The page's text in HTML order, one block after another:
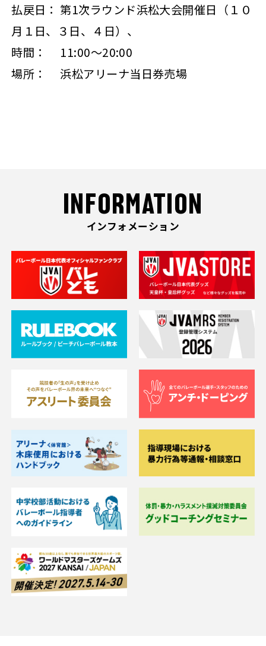
払戻日： 第1次ラウンド浜松大会開催日（１０
月１日、３日、４日）、
時間： 11:00～20:00
場所： 浜松アリーナ当日券売場
INFORMATION
インフォメーション